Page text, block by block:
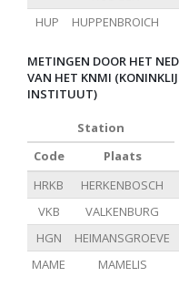
HUP HUPPENBROICH
METINGEN DOOR HET
VAN HET KNMI
INSTITUUT)
Station
Code
Plaats
HRKB
HERKENBOSCH
VKB
VALKENBURG
HGN
HEIMANSGROEVE
MAME
MAMELIS